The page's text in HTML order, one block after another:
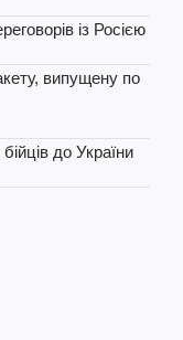
із Росією
випущену по
до України